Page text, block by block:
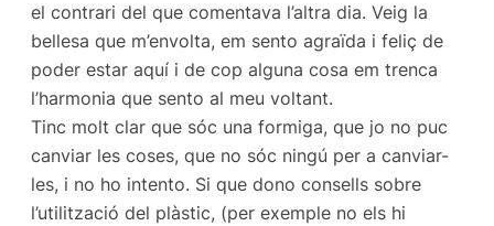
el contrari del que comentava l’altra dia. Veig la
bellesa que m’envolta, em sento agraïda i feliç de
poder estar aquí i de cop alguna cosa em trenca
l’harmonia que sento al meu voltant.
Tinc molt clar que sóc una formiga, que jo no puc
canviar les coses, que no sóc ningú per a canviar-
les, i no ho intento. Si que dono consells sobre
l’utilització del plàstic, (per exemple no els hi